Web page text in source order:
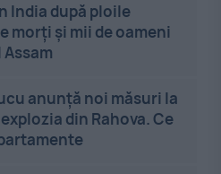
India după ploile
morți și mii de oameni
anunță noi măsuri la
din Rahova. Ce